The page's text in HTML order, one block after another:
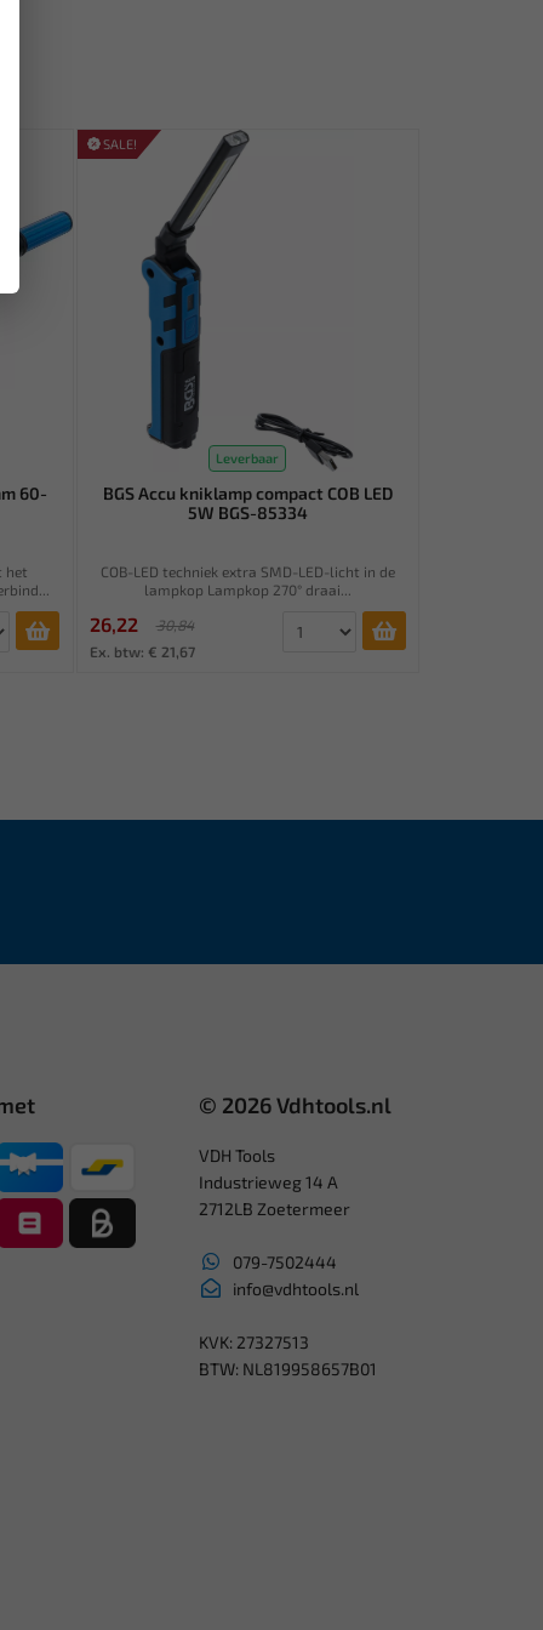
60-
het
SALE!
Leverbaar
BGS Accu kniklamp compact COB LED
5W BGS-85334
COB-LED techniek extra SMD-LED-licht in de
lampkop Lampkop 270° draai...
26,22
30,84
Ex. btw: € 21,67
© 2026 Vdhtools.nl
VDH Tools
Industrieweg 14 A
2712LB Zoetermeer
079-7502444
info@vdhtools.nl
KVK: 27327513
BTW: NL819958657B01